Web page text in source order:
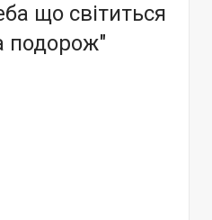
що світиться
подорож"